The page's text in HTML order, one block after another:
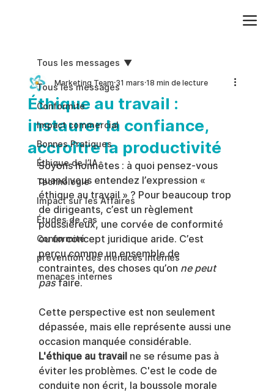
Tous les messages
Conformite
Impact commercial
Bonnes Pratiques
Éthique de l’IA
Technologie
Impact sur les Affaires
Études de cas
Conformité
prévention des menaces internes
menaces internes
Tous les messages
Éthique au travail :
instaurer la confiance,
accroître la productivité
Marketing Team 31 mars 18 min de lecture
Soyons honnêtes : à quoi pensez-vous
quand vous entendez l’expression «
éthique au travail » ? Pour beaucoup trop
de dirigeants, c’est un règlement
poussiéreux, une corvée de conformité
ou un concept juridique aride. C’est
perçu comme un ensemble de
contraintes, des choses qu’on ne peut
pas faire.
Cette perspective est non seulement
dépassée, mais elle représente aussi une
occasion manquée considérable.
L'éthique au travail ne se résume pas à
éviter les problèmes. C'est le code de
conduite non écrit, la boussole morale